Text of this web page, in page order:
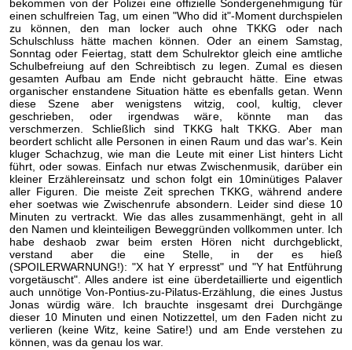
bekommen von der Polizei eine offizielle Sondergenehmigung für
einen schulfreien Tag, um einen "Who did it"-Moment durchspielen
zu können, den man locker auch ohne TKKG oder nach
Schulschluss hätte machen können. Oder an einem Samstag,
Sonntag oder Feiertag, statt dem Schulrektor gleich eine amtliche
Schulbefreiung auf den Schreibtisch zu legen. Zumal es diesen
gesamten Aufbau am Ende nicht gebraucht hätte. Eine etwas
organischer enstandene Situation hätte es ebenfalls getan. Wenn
diese Szene aber wenigstens witzig, cool, kultig, clever
geschrieben, oder irgendwas wäre, könnte man das
verschmerzen. Schließlich sind TKKG halt TKKG. Aber man
beordert schlicht alle Personen in einen Raum und das war's. Kein
kluger Schachzug, wie man die Leute mit einer List hinters Licht
führt, oder sowas. Einfach nur etwas Zwischenmusik, darüber ein
kleiner Erzählereinsatz und schon folgt ein 10minütiges Palaver
aller Figuren. Die meiste Zeit sprechen TKKG, während andere
eher soetwas wie Zwischenrufe absondern. Leider sind diese 10
Minuten zu vertrackt. Wie das alles zusammenhängt, geht in all
den Namen und kleinteiligen Beweggründen vollkommen unter. Ich
habe deshaob zwar beim ersten Hören nicht durchgeblickt,
verstand aber die eine Stelle, in der es hieß
(SPOILERWARNUNG!): "X hat Y erpresst" und "Y hat Entführung
vorgetäuscht". Alles andere ist eine überdetaillierte und eigentlich
auch unnötige Von-Pontius-zu-Pilatus-Erzählung, die eines Justus
Jonas würdig wäre. Ich brauchte insgesamt drei Durchgänge
dieser 10 Minuten und einen Notizzettel, um den Faden nicht zu
verlieren (keine Witz, keine Satire!) und am Ende verstehen zu
können, was da genau los war.